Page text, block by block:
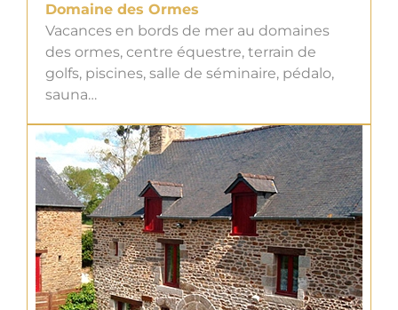
Domaine des Ormes
Vacances en bords de mer au domaines
des ormes, centre équestre, terrain de
golfs, piscines, salle de séminaire, pédalo,
sauna…